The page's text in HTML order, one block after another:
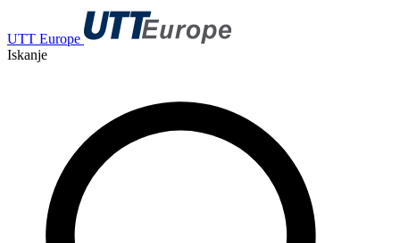
UTT Europe
Iskanje